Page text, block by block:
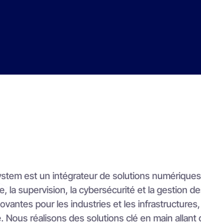
est un intégrateur de solutions
la supervision, la cybersécurité et la
pour les industries et les
Nous réalisons des solutions clé en main